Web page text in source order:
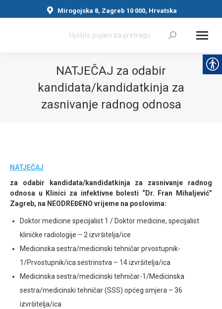
Mirogojska 8, Zagreb 10 000, Hrvatska
Search:
NATJEČAJ za odabir
kandidata/kandidatkinja za
zasnivanje radnog odnosa
NATJEČAJ
za odabir kandidata/kandidatkinja za zasnivanje radnog
odnosa u Klinici za infektivne bolesti “Dr. Fran Mihaljević”
Zagreb, na NEODREĐENO vrijeme na poslovima:
Doktor medicine specijalist 1 / Doktor medicine, specijalist
kliničke radiologije – 2 izvršitelja/ice
Medicinska sestra/medicinski tehničar prvostupnik-
1/Prvostupnik/ica sestrinstva – 14 izvršitelja/ica
Medicinska sestra/medicinski tehničar-1/Medicinska
sestra/medicinski tehničar (SSS) općeg smjera – 36
izvršitelja/ica